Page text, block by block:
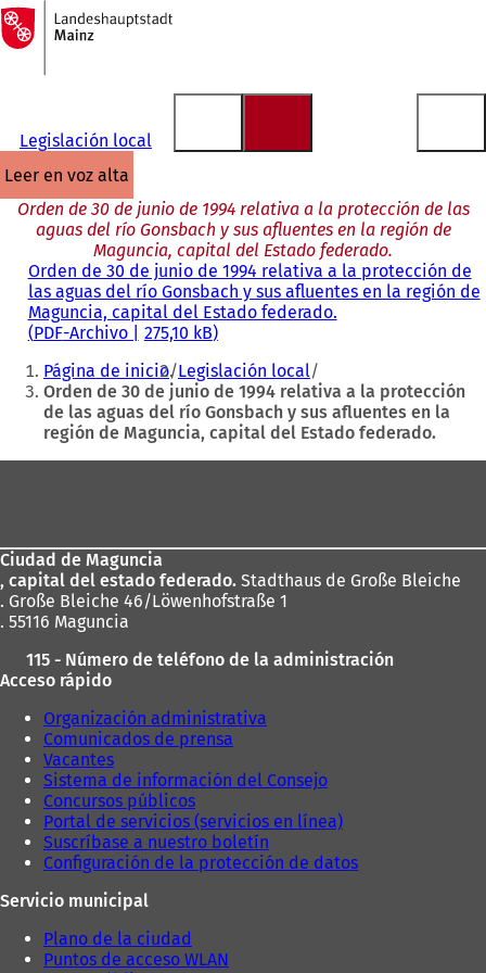
Saltar al contenido
A
la
página
Legislación local
leer en voz alta
Orden de 30 de junio de 1994 relativa a la protección de las
aguas del río Gonsbach y sus afluentes en la región de
Maguncia, capital del Estado federado.
Orden de 30 de junio de 1994 relativa a la protección de
las aguas del río Gonsbach y sus afluentes en la región de
Maguncia, capital del Estado federado.
PDF-Archivo 275,10 kB
Estás
aquí:
Página de inicio Legislación local
Orden de 30 de junio de 1994 relativa a la protección
de las aguas del río Gonsbach y sus afluentes en la
región de Maguncia, capital del Estado federado.
pies
Ciudad de Maguncia
, capital del estado federado. Stadthaus de Große Bleiche
. Große Bleiche 46/Löwenhofstraße 1
. 55116 Maguncia
115 - Número de teléfono de la administración
Acceso rápido
Organización administrativa
Comunicados de prensa
Vacantes
Sistema de información del Consejo
Concursos públicos
Portal de servicios (servicios en línea)
Suscríbase a nuestro boletín
Configuración de la protección de datos
Servicio municipal
Plano de la ciudad
Puntos de acceso WLAN